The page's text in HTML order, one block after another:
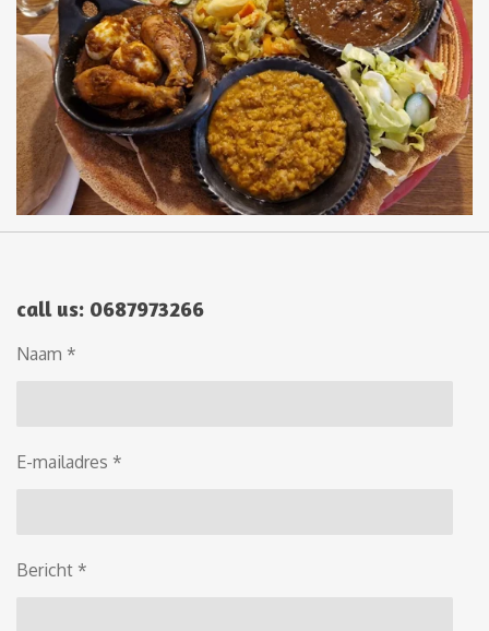
call us: 0687973266
Naam *
E-mailadres *
Bericht *